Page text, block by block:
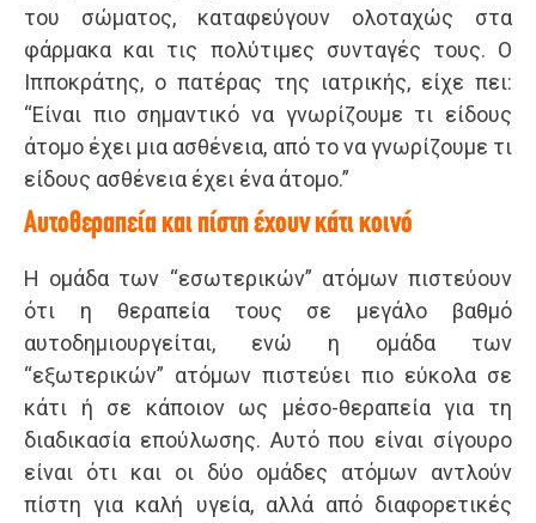
του σώματος, καταφεύγουν ολοταχώς στα
φάρμακα και τις πολύτιμες συνταγές τους. Ο
Ιπποκράτης, ο πατέρας της ιατρικής, είχε πει:
“Είναι πιο σημαντικό να γνωρίζουμε τι είδους
άτομο έχει μια ασθένεια, από το να γνωρίζουμε τι
είδους ασθένεια έχει ένα άτομο.”
Αυτοθεραπεία και πίστη έχουν κάτι κοινό
Η ομάδα των “εσωτερικών” ατόμων πιστεύουν
ότι η θεραπεία τους σε μεγάλο βαθμό
αυτοδημιουργείται, ενώ η ομάδα των
“εξωτερικών” ατόμων πιστεύει πιο εύκολα σε
κάτι ή σε κάποιον ως μέσο-θεραπεία για τη
διαδικασία επούλωσης. Αυτό που είναι σίγουρο
είναι ότι και οι δύο ομάδες ατόμων αντλούν
πίστη για καλή υγεία, αλλά από διαφορετικές